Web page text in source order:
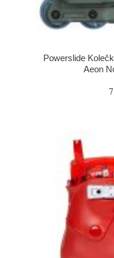
Powerslide
Aeon